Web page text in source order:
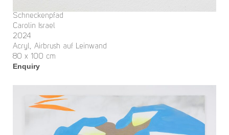
Schneckenpfad
Carolin Israel
2024
Acryl, Airbrush auf Leinwand
80 x 100 cm
Enquiry